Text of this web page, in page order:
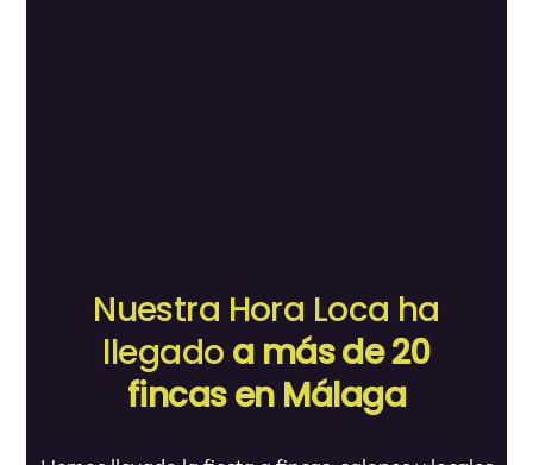
Nuestra Hora Loca ha
llegado a más de 20
fincas en Málaga